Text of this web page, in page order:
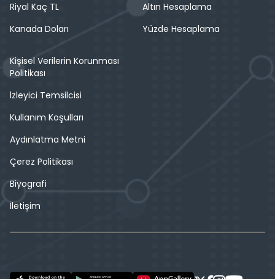
Riyal Kaç TL
Kanada Doları
Altın Hesaplama
Yüzde Hesaplama
Kişisel Verilerin Korunması
Politikası
İzleyici Temsilcisi
Kullanım Koşulları
Aydınlatma Metni
Çerez Politikası
Biyografi
İletişim